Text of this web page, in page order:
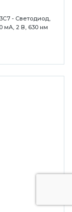
- Светодиод,
мА, 2 В, 630 нм